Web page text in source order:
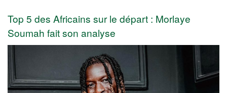
Top 5 des Africains sur le départ : Morlaye
Soumah fait son analyse